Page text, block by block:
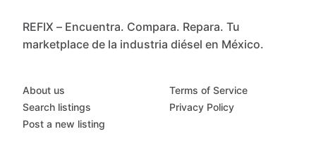
REFIX – Encuentra. Compara. Repara. Tu
marketplace de la industria diésel en México.
About us
Search listings
Post a new listing
Terms of Service
Privacy Policy